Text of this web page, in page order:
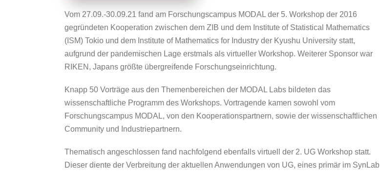
Vom 27.09.-30.09.21 fand am Forschungscampus MODAL der 5. Workshop der 2016
gegründeten Kooperation zwischen dem ZIB und dem Institute of Statistical Mathematics
(ISM) Tokio und dem Institute of Mathematics for Industry der Kyushu University statt,
aufgrund der pandemischen Lage erstmals als virtueller Workshop. Weiterer Sponsor war
RIKEN, Japans größte übergreifende Forschungseinrichtung.
Knapp 50 Vorträge aus den Themenbereichen der MODAL Labs bildeten das
wissenschaftliche Programm des Workshops. Vortragende kamen sowohl vom
Forschungscampus MODAL, von den Kooperationspartnern, sowie der wissenschaftlichen
Community und Industriepartnern.
Thematisch angeschlossen fand nachfolgend ebenfalls virtuell der 2. UG Workshop statt.
Dieser diente der Verbreitung der aktuellen Anwendungen von UG, eines primär im SynLab